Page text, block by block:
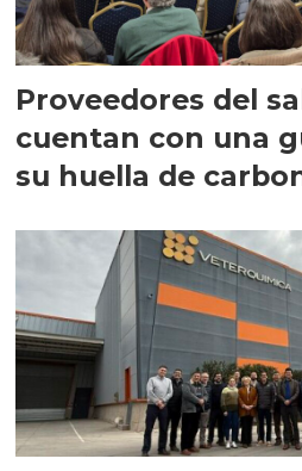
Proveedores del
cuentan con una
su huella de